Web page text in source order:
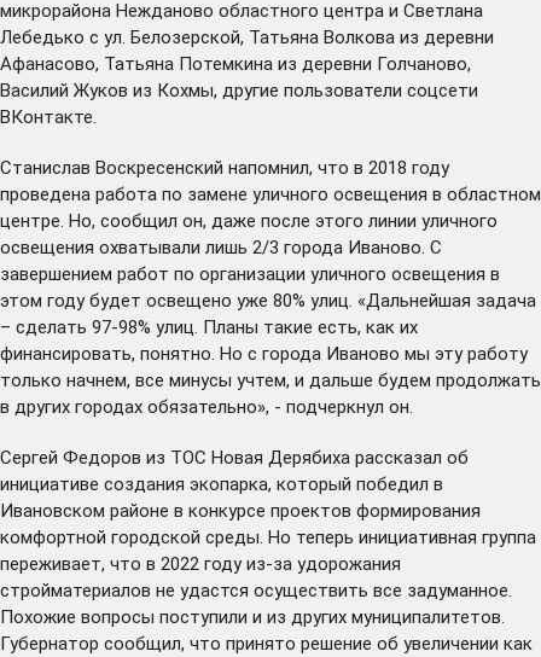
микрорайона Нежданово областного центра и Светлана
Лебедько с ул. Белозерской, Татьяна Волкова из деревни
Афанасово, Татьяна Потемкина из деревни Голчаново,
Василий Жуков из Кохмы, другие пользователи соцсети
ВКонтакте.
Станислав Воскресенский напомнил, что в 2018 году
проведена работа по замене уличного освещения в областном
центре. Но, сообщил он, даже после этого линии уличного
освещения охватывали лишь 2/3 города Иваново. С
завершением работ по организации уличного освещения в
этом году будет освещено уже 80% улиц. «Дальнейшая задача
– сделать 97-98% улиц. Планы такие есть, как их
финансировать, понятно. Но с города Иваново мы эту работу
только начнем, все минусы учтем, и дальше будем продолжать
в других городах обязательно», - подчеркнул он.
Сергей Федоров из ТОС Новая Дерябиха рассказал об
инициативе создания экопарка, который победил в
Ивановском районе в конкурсе проектов формирования
комфортной городской среды. Но теперь инициативная группа
переживает, что в 2022 году из-за удорожания
стройматериалов не удастся осуществить все задуманное.
Похожие вопросы поступили и из других муниципалитетов.
Губернатор сообщил, что принято решение об увеличении как